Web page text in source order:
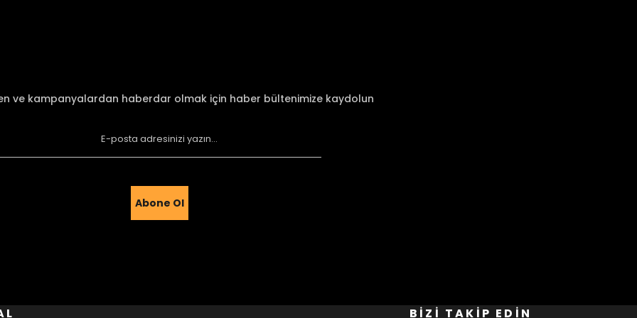
Gönder
ve kampanyalardan haberdar olmak için haber bültenimize kaydolun
Abone Ol
BİZİ TAKİP EDİN